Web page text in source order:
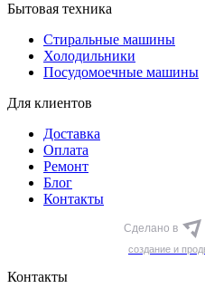
Бытовая техника
Стиральные машины
Холодильники
Посудомоечные машины
Для клиентов
Доставка
Оплата
Ремонт
Блог
Контакты
Сделано в
cоздание и
Контакты